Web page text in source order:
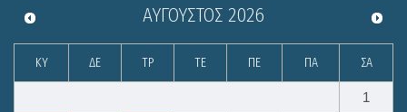
ΑΎΓΟΥΣΤΟΣ 2026
ΚΥ ΔΕ ΤΡ ΤΕ ΠΕ ΠΑ ΣΑ
1